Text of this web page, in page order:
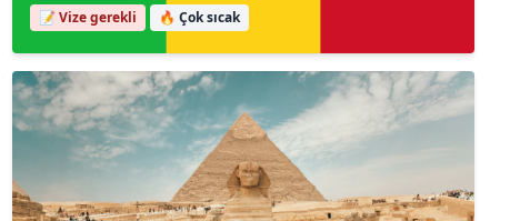
📝 Vize gerekli 🔥 Çok sıcak